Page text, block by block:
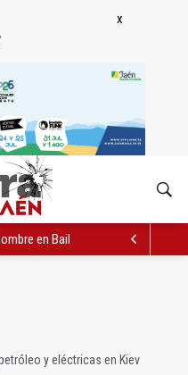
en Bailén en una torre
y eléctricas en Kiev